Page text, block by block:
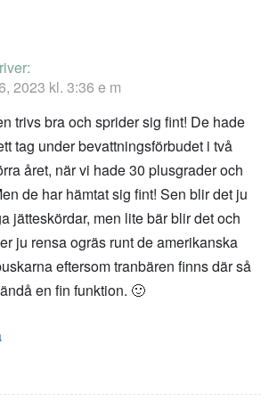
2023 kl. 3:36 e m
trivs bra och sprider sig fint! De hade
tag under bevattningsförbudet i två
året, när vi hade 30 plusgrader och
de har hämtat sig fint! Sen blir det ju
jätteskördar, men lite bär blir det och
ju rensa ogräs runt de amerikanska
eftersom tranbären finns där så
en fin funktion. 🙂